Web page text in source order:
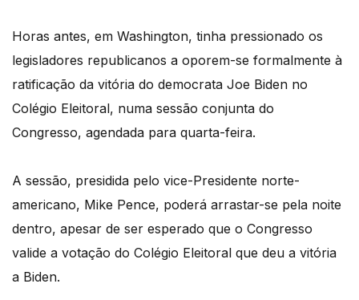
Horas antes, em Washington, tinha pressionado os
legisladores republicanos a oporem-se formalmente à
ratificação da vitória do democrata Joe Biden no
Colégio Eleitoral, numa sessão conjunta do
Congresso, agendada para quarta-feira.
A sessão, presidida pelo vice-Presidente norte-
americano, Mike Pence, poderá arrastar-se pela noite
dentro, apesar de ser esperado que o Congresso
valide a votação do Colégio Eleitoral que deu a vitória
a Biden.